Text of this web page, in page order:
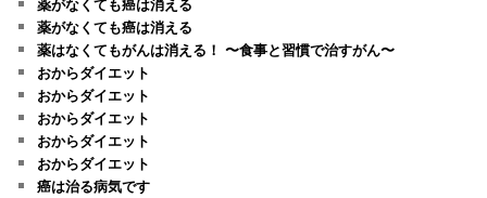
薬がなくても癌は消える
薬はなくてもがんは消える！ 〜食事と習慣で治すがん〜
おからダイエット
おからダイエット
おからダイエット
おからダイエット
おからダイエット
癌は治る病気です